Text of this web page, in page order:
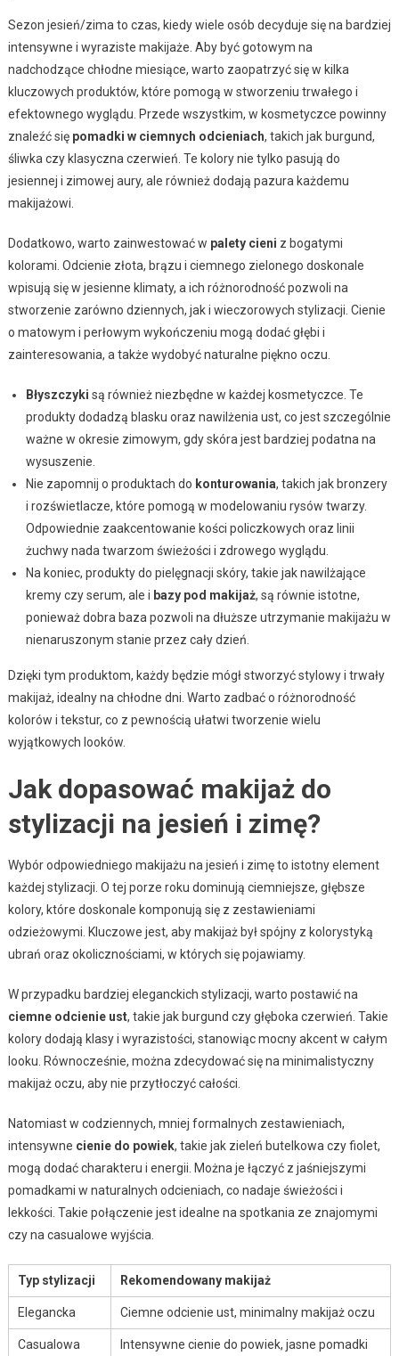
Sezon jesień/zima to czas, kiedy wiele osób decyduje się na bardziej
intensywne i wyraziste makijaże. Aby być gotowym na
nadchodzące chłodne miesiące, warto zaopatrzyć się w kilka
kluczowych produktów, które pomogą w stworzeniu trwałego i
efektownego wyglądu. Przede wszystkim, w kosmetyczce powinny
znaleźć się pomadki w ciemnych odcieniach, takich jak burgund,
śliwka czy klasyczna czerwień. Te kolory nie tylko pasują do
jesiennej i zimowej aury, ale również dodają pazura każdemu
makijażowi.
Dodatkowo, warto zainwestować w palety cieni z bogatymi
kolorami. Odcienie złota, brązu i ciemnego zielonego doskonale
wpisują się w jesienne klimaty, a ich różnorodność pozwoli na
stworzenie zarówno dziennych, jak i wieczorowych stylizacji. Cienie
o matowym i perłowym wykończeniu mogą dodać głębi i
zainteresowania, a także wydobyć naturalne piękno oczu.
Błyszczyki są również niezbędne w każdej kosmetyczce. Te
produkty dodadzą blasku oraz nawilżenia ust, co jest szczególnie
ważne w okresie zimowym, gdy skóra jest bardziej podatna na
wysuszenie.
Nie zapomnij o produktach do konturowania, takich jak bronzery
i rozświetlacze, które pomogą w modelowaniu rysów twarzy.
Odpowiednie zaakcentowanie kości policzkowych oraz linii
żuchwy nada twarzom świeżości i zdrowego wyglądu.
Na koniec, produkty do pielęgnacji skóry, takie jak nawilżające
kremy czy serum, ale i bazy pod makijaż, są równie istotne,
ponieważ dobra baza pozwoli na dłuższe utrzymanie makijażu w
nienaruszonym stanie przez cały dzień.
Dzięki tym produktom, każdy będzie mógł stworzyć stylowy i trwały
makijaż, idealny na chłodne dni. Warto zadbać o różnorodność
kolorów i tekstur, co z pewnością ułatwi tworzenie wielu
wyjątkowych looków.
Jak dopasować makijaż do
stylizacji na jesień i zimę?
Wybór odpowiedniego makijażu na jesień i zimę to istotny element
każdej stylizacji. O tej porze roku dominują ciemniejsze, głębsze
kolory, które doskonale komponują się z zestawieniami
odzieżowymi. Kluczowe jest, aby makijaż był spójny z kolorystyką
ubrań oraz okolicznościami, w których się pojawiamy.
W przypadku bardziej eleganckich stylizacji, warto postawić na
ciemne odcienie ust, takie jak burgund czy głęboka czerwień. Takie
kolory dodają klasy i wyrazistości, stanowiąc mocny akcent w całym
looku. Równocześnie, można zdecydować się na minimalistyczny
makijaż oczu, aby nie przytłoczyć całości.
Natomiast w codziennych, mniej formalnych zestawieniach,
intensywne cienie do powiek, takie jak zieleń butelkowa czy fiolet,
mogą dodać charakteru i energii. Można je łączyć z jaśniejszymi
pomadkami w naturalnych odcieniach, co nadaje świeżości i
lekkości. Takie połączenie jest idealne na spotkania ze znajomymi
czy na casualowe wyjścia.
Typ stylizacji Rekomendowany makijaż
Elegancka Ciemne odcienie ust, minimalny makijaż oczu
Casualowa Intensywne cienie do powiek, jasne pomadki